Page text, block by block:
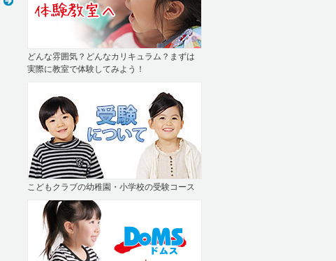
どんな雰囲気？どんなカリキュラム？まずは
実際に教室で体験してみよう！
こどもクラブの幼稚園・小学校の受験コース